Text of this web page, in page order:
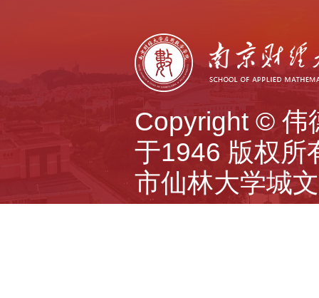
Copyright © 伟
于1946 版权
市仙林大学城